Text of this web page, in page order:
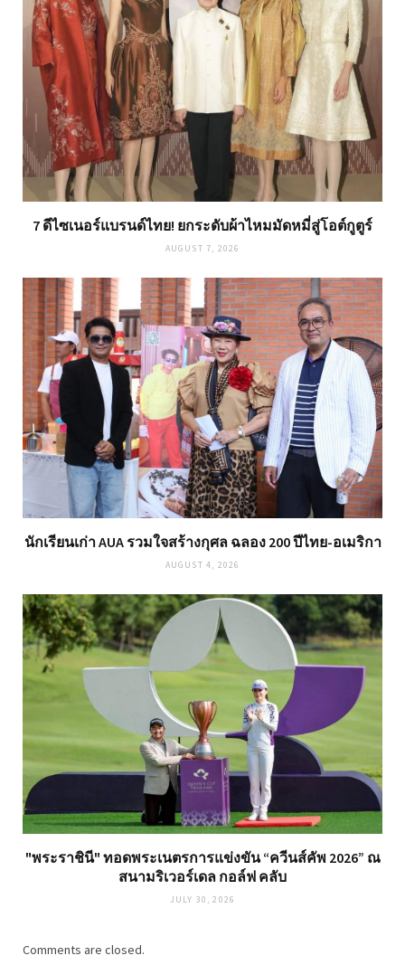
7 ดีไซเนอร์แบรนด์ไทย! ยกระดับผ้าไหมมัดหมี่สู่โอต์กูตูร์
AUGUST 7, 2026
นักเรียนเก่า AUA รวมใจสร้างกุศล ฉลอง 200 ปีไทย-อเมริกา
AUGUST 4, 2026
"พระราชินี" ทอดพระเนตรการแข่งขัน “ควีนส์คัพ 2026” ณ
สนามริเวอร์เดล กอล์ฟ คลับ
JULY 30, 2026
Comments are closed.